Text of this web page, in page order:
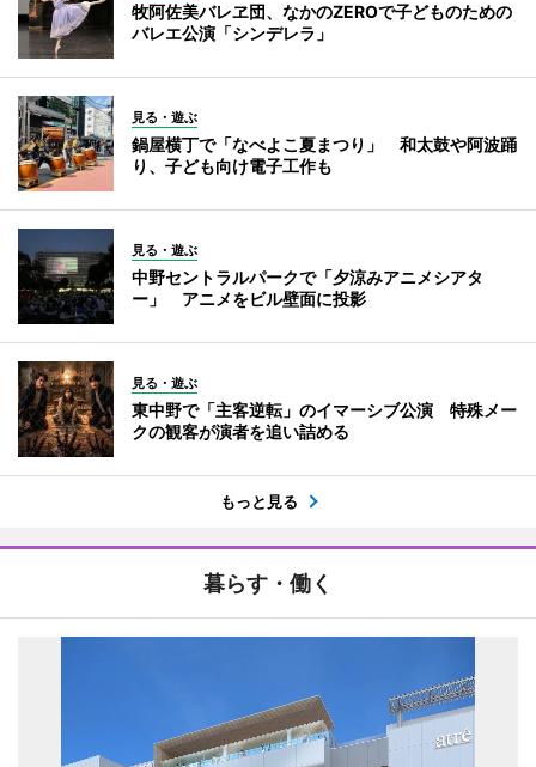
牧阿佐美バレヱ団、なかのZEROで子どものための
バレエ公演「シンデレラ」
見る・遊ぶ
鍋屋横丁で「なべよこ夏まつり」 和太鼓や阿波踊
り、子ども向け電子工作も
見る・遊ぶ
中野セントラルパークで「夕涼みアニメシアタ
ー」 アニメをビル壁面に投影
見る・遊ぶ
東中野で「主客逆転」のイマーシブ公演 特殊メー
クの観客が演者を追い詰める
もっと見る
暮らす・働く